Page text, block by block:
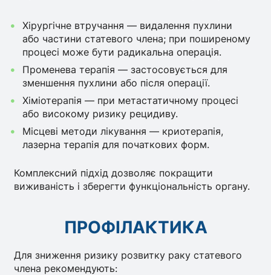
Хірургічне втручання — видалення пухлини
або частини статевого члена; при поширеному
процесі може бути радикальна операція.
Променева терапія — застосовується для
зменшення пухлини або після операції.
Хіміотерапія — при метастатичному процесі
або високому ризику рецидиву.
Місцеві методи лікування — криотерапія,
лазерна терапія для початкових форм.
Комплексний підхід дозволяє покращити
виживаність і зберегти функціональність органу.
ПРОФІЛАКТИКА
Для зниження ризику розвитку раку статевого
члена рекомендують: